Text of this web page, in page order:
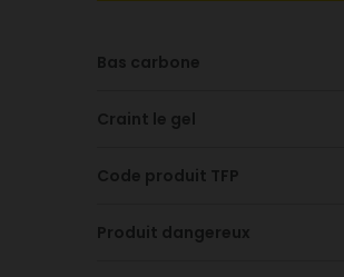
Bas carbone
Craint le gel
Code produit TFP
Produit dangereux